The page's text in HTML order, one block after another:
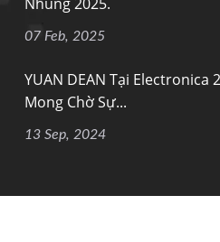
07 Feb, 2025
YUAN DEAN Tại Electronica
Mong Chờ Sự...
13 Sep, 2024